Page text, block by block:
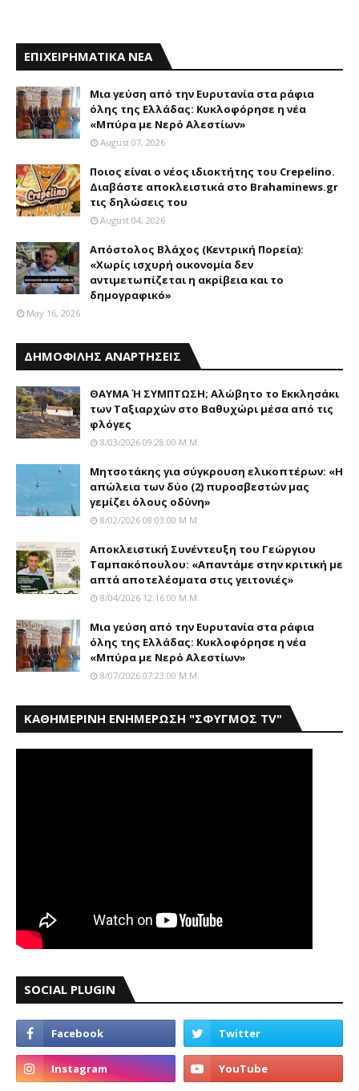
ΕΠΙΧΕΙΡΗΜΑΤΙΚΑ ΝΕΑ
Mια γεύση από την Eυρυτανία στα ράφια
όλης της Ελλάδας: Κυκλοφόρησε η νέα
«Μπύρα με Nερό Aλεστίων»
August 07, 2026
Ποιος είναι ο νέος ιδιοκτήτης του Crepelino.
Διαβάστε αποκλειστικά στο Brahaminews.gr
τις δηλώσεις του
August 04, 2026
Απόστολος Βλάχος (Κεντρική Πορεία):
«Χωρίς ισχυρή οικονομία δεν
αντιμετωπίζεται η ακρίβεια και το
δημογραφικό»
May 16, 2026
ΔΗΜΟΦΙΛΗΣ ΑΝΑΡΤΗΣΕΙΣ
ΘΑΥΜΑ Ή ΣΥΜΠΤΩΣΗ; Aλώβητο το Eκκλησάκι
των Tαξιαρχών στο Bαθυχώρι μέσα από τις
φλόγες
8/03/2026 09:28:00 Μ.μ.
Μητσοτάκης για σύγκρουση ελικοπτέρων: «Η
απώλεια των δύο (2) πυροσβεστών μας
γεμίζει όλους οδύνη»
8/02/2026 08:03:00 Μ.μ.
Αποκλειστική Συνέντευξη του Γεώργιου
Ταμπακόπουλου: «Απαντάμε στην κριτική με
απτά αποτελέσματα στις γειτονιές»
8/04/2026 12:16:00 Μ.μ.
Mια γεύση από την Eυρυτανία στα ράφια
όλης της Ελλάδας: Κυκλοφόρησε η νέα
«Μπύρα με Nερό Aλεστίων»
8/07/2026 07:23:00 Μ.μ.
ΚΑΘΗΜΕΡΙΝΗ ΕΝΗΜΕΡΩΣΗ "ΣΦΥΓΜΟΣ TV"
SOCIAL PLUGIN